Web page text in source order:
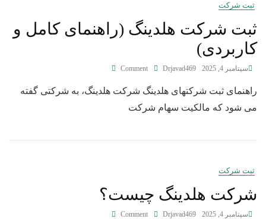
ثبت شرکت
ثبت شرکت هلدینگ (راهنمای کامل و
کاربردی)
سپتامبر 4, 2025 Drjavad469
Comment
راهنمای ثبت شرکتهای هلدینگ شرکت هلدینگ، به شرکتی گفته
می ‌شود که مالکیت سهام شرکت
ثبت شرکت
شرکت هلدینگ چیست؟
سپتامبر 4, 2025 Drjavad469
Comment